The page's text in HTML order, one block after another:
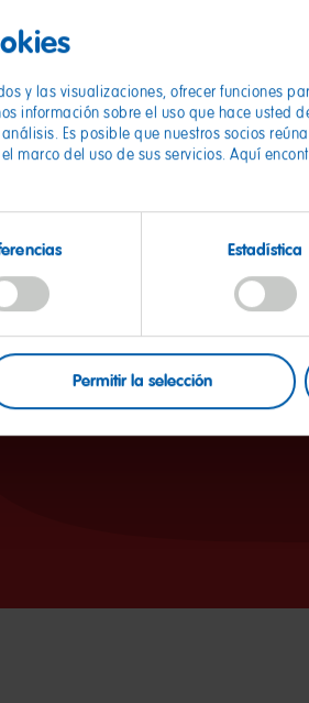
y las visualizaciones, ofrecer funciones
información sobre el uso que hace usted
Es posible que nuestros socios
marco del uso de sus servicios. Aquí
Estadística
Permitir la selección
1. Prepare
envolver. Deja que los extremos
cierra uno de los extremos abiertos